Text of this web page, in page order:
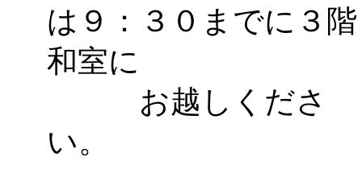
～」 受付期間：～
みなづる号乗車体
de 健康づくり」
は９：３０までに３階
和室に
お越しくださ
い。